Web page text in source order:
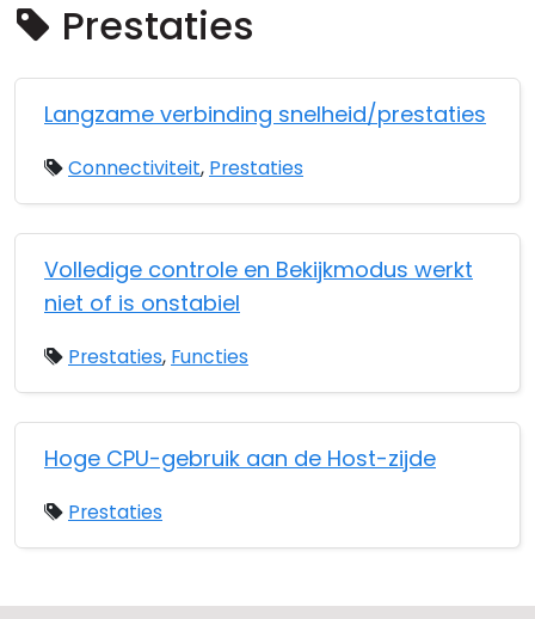
Prestaties
Langzame verbinding snelheid/prestaties
Connectiviteit, Prestaties
Volledige controle en Bekijkmodus werkt
niet of is onstabiel
Prestaties, Functies
Hoge CPU-gebruik aan de Host-zijde
Prestaties
Cloud & On-Premise